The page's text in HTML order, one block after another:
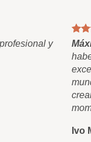
Ivo
y